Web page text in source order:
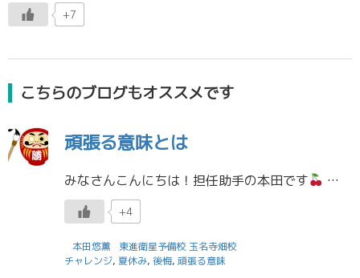
+7
こちらのブログもオススメです
頑張る意味とは
みなさんこんにちは！担任助手の本田です
+4
本田悠薫
東進衛星予備校 玉名寺畑校
チャレンジ, 夏休み, 後悔, 頑張る意味